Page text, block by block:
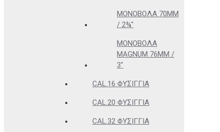
ΜΟΝΌΒΟΛΑ 70MM
/ 2¾"
ΜΟΝΌΒΟΛΑ
MAGNUM 76MM /
3"
CAL.16 ΦΥΣΊΓΓΙΑ
CAL.20 ΦΥΣΊΓΓΙΑ
CAL.32 ΦΥΣΊΓΓΙΑ